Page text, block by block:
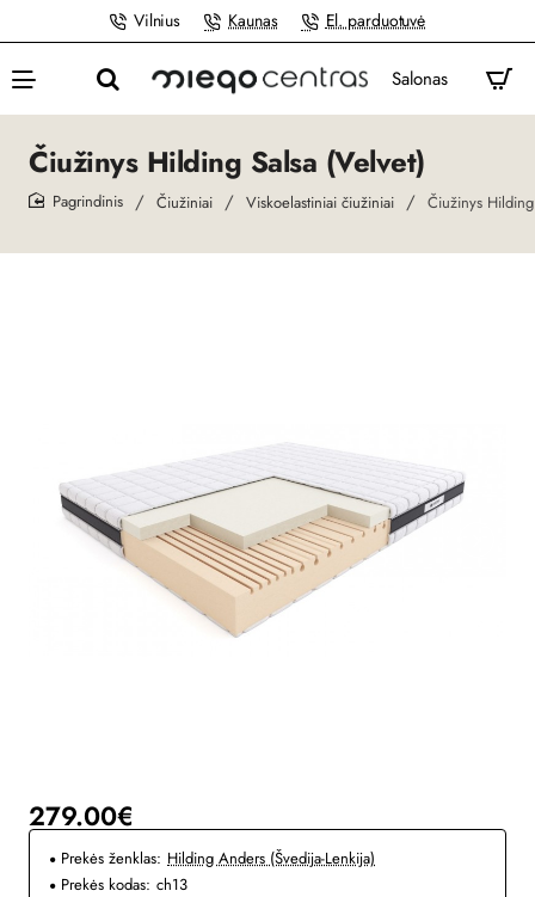
Vilnius Kaunas El. parduotuvė
Salonas
Čiužinys Hilding Salsa (Velvet)
Čiužiniai Viskoelastiniai čiužiniai Čiužinys
279.00€
Prekės ženklas: Hilding Anders (Švedija-Lenkija)
Prekės kodas: ch13